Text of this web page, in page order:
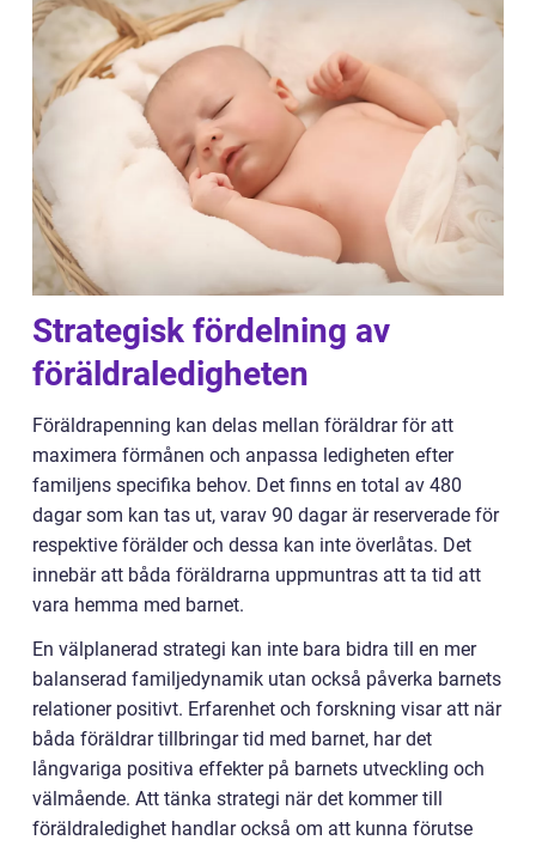
Strategisk fördelning av
föräldraledigheten
Föräldrapenning kan delas mellan föräldrar för att
maximera förmånen och anpassa ledigheten efter
familjens specifika behov. Det finns en total av 480
dagar som kan tas ut, varav 90 dagar är reserverade för
respektive förälder och dessa kan inte överlåtas. Det
innebär att båda föräldrarna uppmuntras att ta tid att
vara hemma med barnet.
En välplanerad strategi kan inte bara bidra till en mer
balanserad familjedynamik utan också påverka barnets
relationer positivt. Erfarenhet och forskning visar att när
båda föräldrar tillbringar tid med barnet, har det
långvariga positiva effekter på barnets utveckling och
välmående. Att tänka strategi när det kommer till
föräldraledighet handlar också om att kunna förutse